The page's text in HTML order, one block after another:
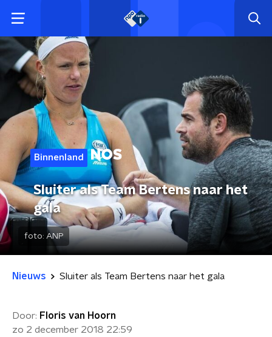
Binnenland
Sluiter als Team Bertens naar het
gala
foto: ANP
Nieuws Sluiter als Team Bertens naar het gala
Door: Floris van Hoorn
zo 2 december 2018 22:59